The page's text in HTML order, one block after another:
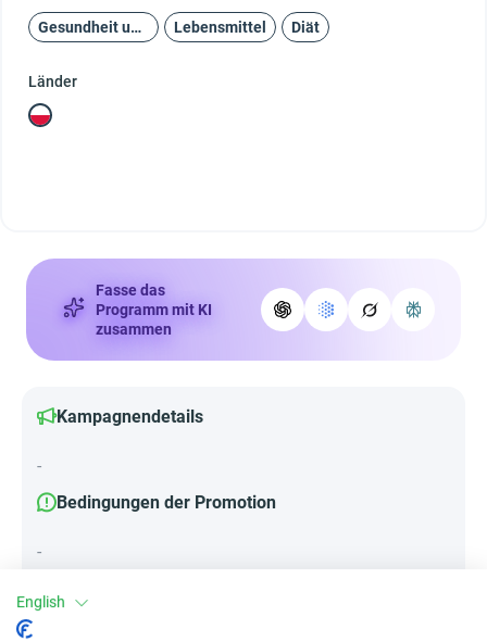
Gesundheit und Schönheit Lebensmittel Diät
Länder
Fasse das
Programm mit KI
zusammen
Kampagnendetails
-
Bedingungen der Promotion
-
English